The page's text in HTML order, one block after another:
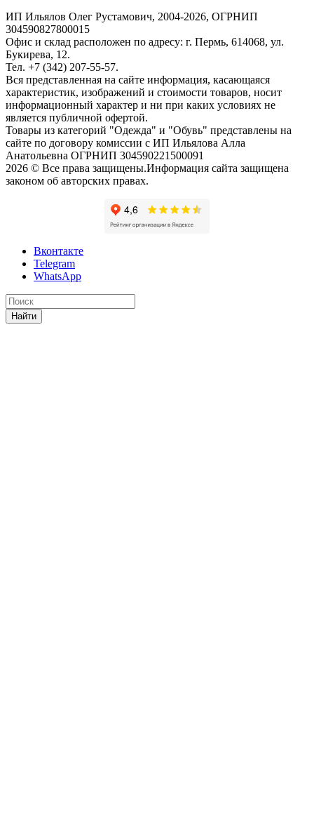
ИП Ильялов Олег Рустамович, 2004-2026, ОГРНИП
304590827800015
Офис и склад расположен по адресу: г. Пермь, 614068, ул.
Букирева, 12.
Тел. +7 (342) 207-55-57.
Вся представленная на сайте информация, касающаяся
характеристик, изображений и стоимости товаров, носит
информационный характер и ни при каких условиях не
является публичной офертой.
Товары из категорий "Одежда" и "Обувь" представлены на
сайте по договору комиссии с ИП Ильялова Алла
Анатольевна ОГРНИП 304590221500091
2026 © Все права защищены.Информация сайта защищена
законом об авторских правах.
Вконтакте
Telegram
WhatsApp
Найти